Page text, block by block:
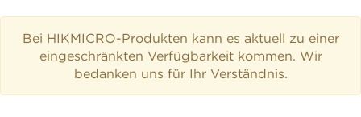
Bei HIKMICRO-Produkten kann es aktuell zu einer
eingeschränkten Verfügbarkeit kommen. Wir
bedanken uns für Ihr Verständnis.